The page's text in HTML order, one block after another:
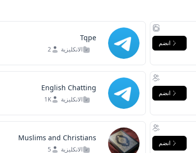
انضم
Tqpe
الانكليزية 2
انضم
English Chatting
الانكليزية 1K
انضم
Muslims and Christians
community...
الانكليزية 5